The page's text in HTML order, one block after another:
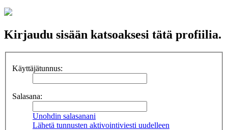
Kirjaudu sisään katsoaksesi tätä profiilia.
Käyttäjätunnus:
Salasana:
Unohdin salasanani
Lähetä tunnusten aktivointiviesti uudelleen